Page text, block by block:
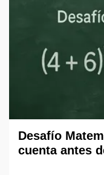
Desafío
cuenta antes